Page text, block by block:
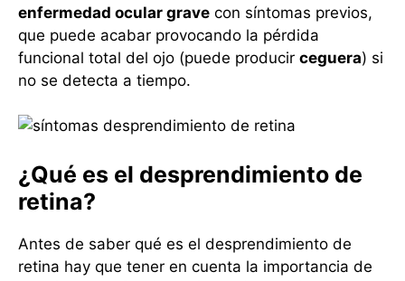
enfermedad ocular grave con síntomas previos,
que puede acabar provocando la pérdida
funcional total del ojo (puede producir ceguera) si
no se detecta a tiempo.
¿Qué es el desprendimiento de
retina?
Antes de saber qué es el desprendimiento de
retina hay que tener en cuenta la importancia de